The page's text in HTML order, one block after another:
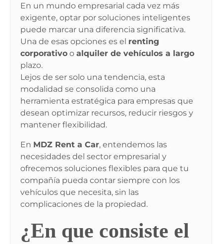
En un mundo empresarial cada vez más
exigente, optar por soluciones inteligentes
puede marcar una diferencia significativa.
Una de esas opciones es el renting
corporativo o alquiler de vehículos a largo
plazo.
Lejos de ser solo una tendencia, esta
modalidad se consolida como una
herramienta estratégica para empresas que
desean optimizar recursos, reducir riesgos y
mantener flexibilidad.
En MDZ Rent a Car, entendemos las
necesidades del sector empresarial y
ofrecemos soluciones flexibles para que tu
compañía pueda contar siempre con los
vehículos que necesita, sin las
complicaciones de la propiedad.
¿En que consiste el